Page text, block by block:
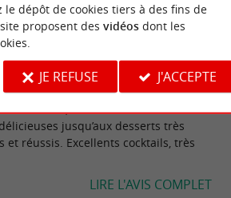
gastronomique"
Avis publié par Stefano R le 12/07/2026
menus à 28€ ou 45€ (ou à la carte).
volée, des mises en bouches
jusqu’aux desserts très
et réussis. Excellents cocktails, très
LIRE L'AVIS COMPLET
dépôt de cookies tiers à des fins de
proposent des vidéosdont les
JE REFUSE J'ACCEPTE